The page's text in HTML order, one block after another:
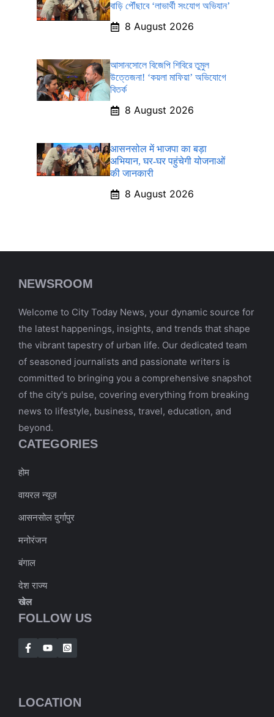
বাড়ি পৌঁছাবে ‘লাভার্থী সংযোগ অভিযান’
8 August 2026
আসানসোলে বিজেপি শিবিরে তুমুল
উত্তেজনা! ‘কয়লা মাফিয়া’ অভিযোগে
বিতর্ক
8 August 2026
आसनसोल में भाजपा का बड़ा
अभियान, घर-घर पहुंचेगी योजनाओं
की जानकारी
8 August 2026
NEWSROOM
Welcome to City Today News, your dynamic source for
the latest happenings, insights, and trends that shape
the vibrant tapestry of urban life. Our dedicated team
of seasoned journalists and passionate writers is
committed to bringing you a comprehensive snapshot
of the city's pulse, covering everything from breaking
news to lifestyle, business, travel, education, and
beyond.
CATEGORIES
होम
वायरल न्यूज़
आसनसोल दुर्गापुर
मनोरंजन
बंगाल
देश राज्य
खेल
FOLLOW US
LOCATION